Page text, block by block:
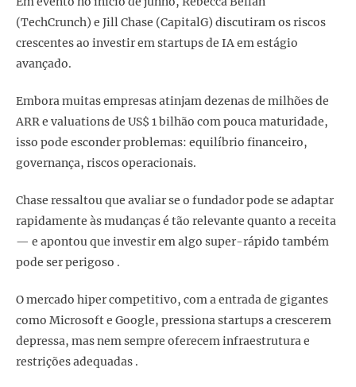
(TechCrunch) e Jill Chase (CapitalG) discutiram os riscos
crescentes ao investir em startups de IA em estágio
avançado.
Embora muitas empresas atinjam dezenas de milhões de
ARR e valuations de US$ 1 bilhão com pouca maturidade,
isso pode esconder problemas: equilíbrio financeiro,
governança, riscos operacionais.
Chase ressaltou que avaliar se o fundador pode se adaptar
rapidamente às mudanças é tão relevante quanto a receita
— e apontou que investir em algo super-rápido também
pode ser perigoso .
O mercado hiper competitivo, com a entrada de gigantes
como Microsoft e Google, pressiona startups a crescerem
depressa, mas nem sempre oferecem infraestrutura e
restrições adequadas .